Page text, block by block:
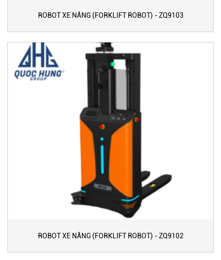
ROBOT XE NÂNG (FORKLIFT ROBOT) - ZQ9103
ROBOT XE NÂNG (FORKLIFT ROBOT) - ZQ9102